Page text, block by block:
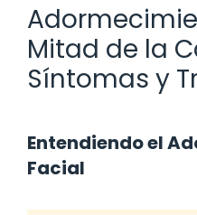
Mitad de la
Síntomas y
Entendiendo el
Facial